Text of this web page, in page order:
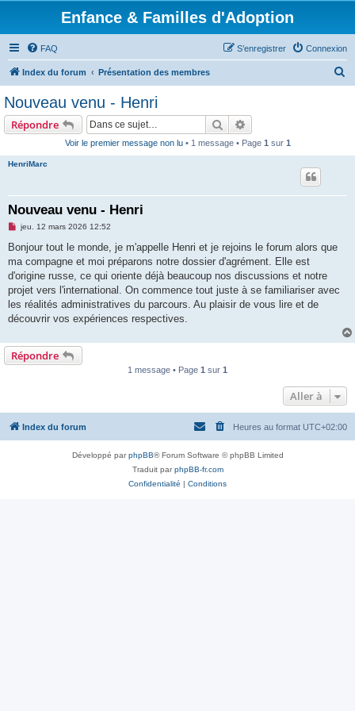
Enfance & Familles d'Adoption
FAQ Connexion
S’enregistrer
Index du forum Présentation des membres
Nouveau venu - Henri
Répondre Rechercher
Voir le premier message non lu• 1 message • Page 1 sur 1
HenriMarc
Nouveau venu - Henri
M
s
a
g
n
o
l
jeu. 12 mars 2026 12:52
Bonjour tout le monde, je m'appelle Henri et je rejoins le forum alors que
ma compagne et moi préparons notre dossier d'agrément. Elle est
d'origine russe, ce qui oriente déjà beaucoup nos discussions et notre
projet vers l'international. On commence tout juste à se familiariser avec
les réalités administratives du parcours. Au plaisir de vous lire et de
découvrir vos expériences respectives.
Répondre
1 message • Page 1 sur 1
Aller à
Index du forum Heures au format UTC+02:00
Développé parphpBB® Forum Software © phpBB Limited
Traduit parphpBB-fr.com
Confidentialité | Conditions